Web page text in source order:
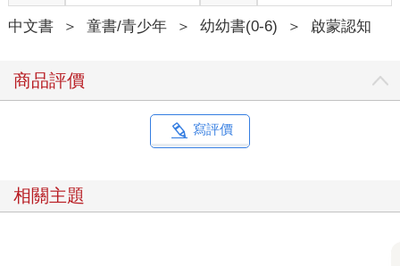
中文書 ＞ 童書/青少年 ＞ 幼幼書(0-6) ＞ 啟蒙認知
商品評價
寫評價
相關主題